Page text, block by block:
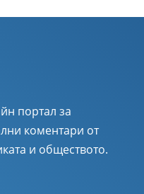
портал за
коментари от
и обществото.